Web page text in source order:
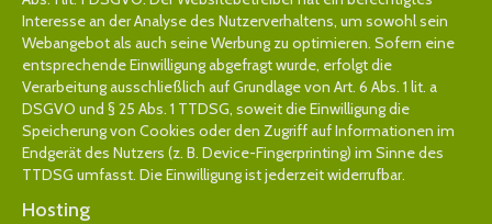
Interesse an der Analyse des Nutzerverhaltens, um sowohl sein
Webangebot als auch seine Werbung zu optimieren. Sofern eine
entsprechende Einwilligung abgefragt wurde, erfolgt die
Verarbeitung ausschließlich auf Grundlage von Art. 6 Abs. 1 lit. a
DSGVO und § 25 Abs. 1 TTDSG, soweit die Einwilligung die
Speicherung von Cookies oder den Zugriff auf Informationen im
Endgerät des Nutzers (z. B. Device-Fingerprinting) im Sinne des
TTDSG umfasst. Die Einwilligung ist jederzeit widerrufbar.
Hosting